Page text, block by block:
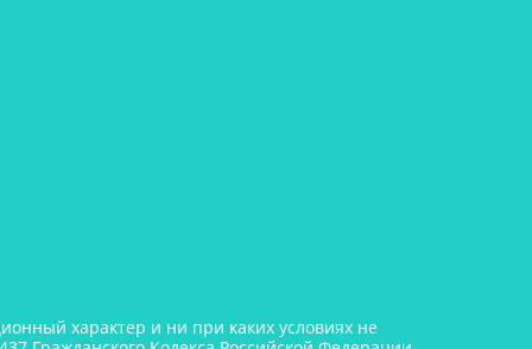
характер и ни при каких условиях не